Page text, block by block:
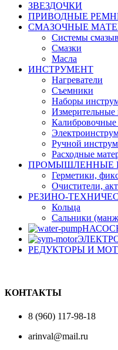
ЗВЕЗДОЧКИ
ПРИВОДНЫЕ
СМАЗОЧНЫЕ
Системы
Смазки
Масла
ИНСТРУМЕНТ
Нагреватели
Съемники
Наборы
Ручной
Расходные
ПРОМЫШЛЕННЫЕ
Герметики,
Очистители,
РЕЗИНО-
Кольца
Сальники
РЕДУКТОРЫ И
КОНТАКТЫ
8 (960) 117-98-18
arinval@mail.ru